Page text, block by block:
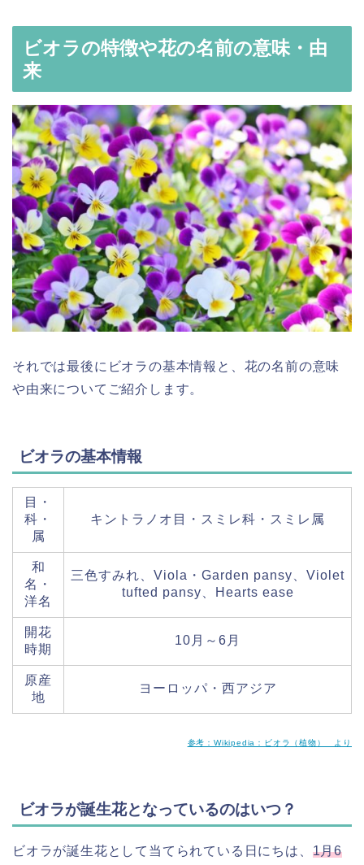
ビオラの特徴や花の名前の意味・由
来
それでは最後にビオラの基本情報と、花の名前の意味
や由来についてご紹介します。
ビオラの基本情報
目・
科・
属
キントラノオ目・スミレ科・スミレ属
和
名・
洋名
三色すみれ、Viola・Garden pansy、Violet
tufted pansy、Hearts ease
開花
時期
10月～6月
原産
地
ヨーロッパ・西アジア
参考：Wikipedia：ビオラ（植物） より
ビオラが誕生花となっているのはいつ？
ビオラが誕生花として当てられている日にちは、 1月6